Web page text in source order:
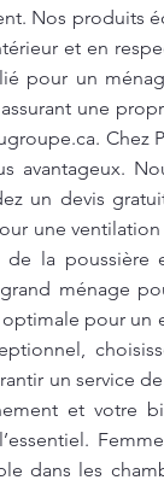
Nos produits
et en
pour un
une
. Chez
avantageux.
un devis
une
de la
ménage
pour un
un service
et votre
dans les